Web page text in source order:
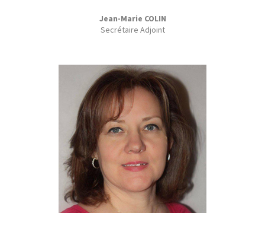
Jean-Marie COLIN
Secrétaire Adjoint